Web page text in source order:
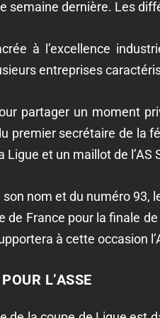
semaine dernière. Les
à l’excellence
entreprises
partager un moment
premier secrétaire de la
Ligue et un maillot de l’AS
nom et du numéro 93,
de France pour la finale
à cette occasion
L’ASSE